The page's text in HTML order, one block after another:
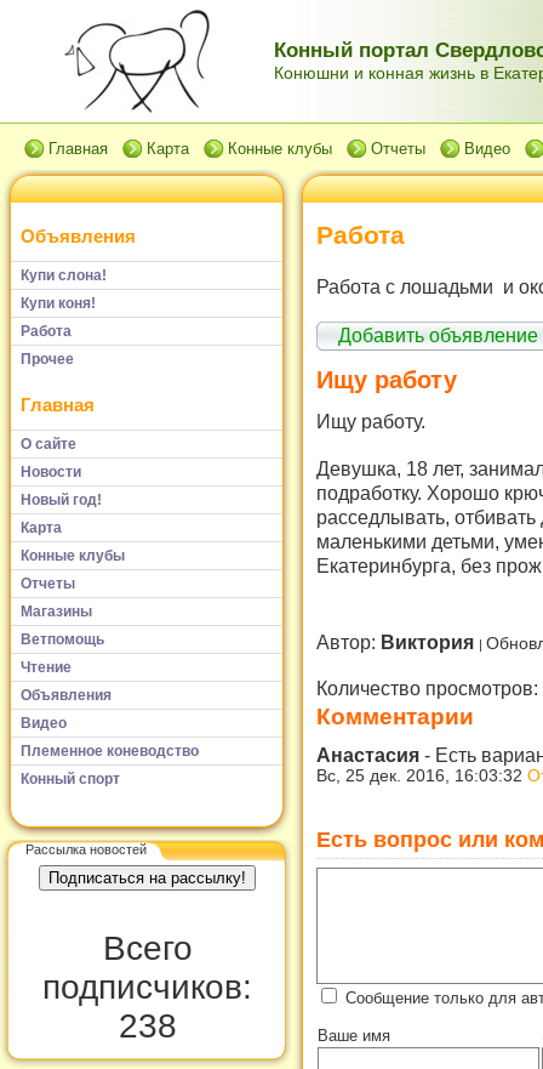
Конный портал
Конюшни и конная жизнь в
Главная Карта Конные клубы Отчеты Видео
Объявления
Купи слона!
Купи коня!
Работа
Прочее
Главная
О сайте
Новости
Новый год!
Карта
Конные клубы
Отчеты
Магазины
Ветпомощь
Чтение
Объявления
Видео
Племенное коневодство
Конный спорт
Рассылка новостей
Всего
подписчиков:
238
Работа
Работа с лошадьми и
Добавить объявление
Ищу работу
Ищу работу.
Девушка, 18 лет,
подработку. Хорошо
расседлывать, отбивать
маленькими детьми,
Екатеринбурга, без
Автор: Виктория
Количество просмотров:
Комментарии
Анастасия - Есть
Вс, 25 дек. 2016, 16:03:32
Есть вопрос или
Сообщение только для
Ваше имя